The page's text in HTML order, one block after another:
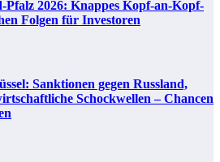
2026: Knappes Kopf-an-Kopf-
Folgen für Investoren
Sanktionen gegen Russland,
Schockwellen – Chancen